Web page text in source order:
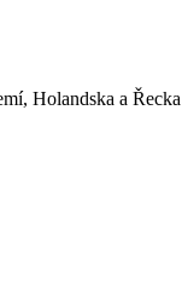
Holandska a Řecka